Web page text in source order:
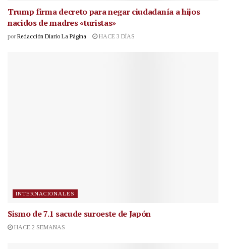
Trump firma decreto para negar ciudadanía a hijos
nacidos de madres «turistas»
por Redacción Diario La Página HACE 3 DÍAS
INTERNACIONALES
Sismo de 7.1 sacude suroeste de Japón
HACE 2 SEMANAS